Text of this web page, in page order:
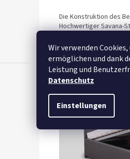
Wir verwenden
ermöglichen und dank
Leistung und
Datenschutz
Einstellungen
Die Konstruktion des
Hochwertiger Savana-
eine hohe Liegefläche
können auf beiden